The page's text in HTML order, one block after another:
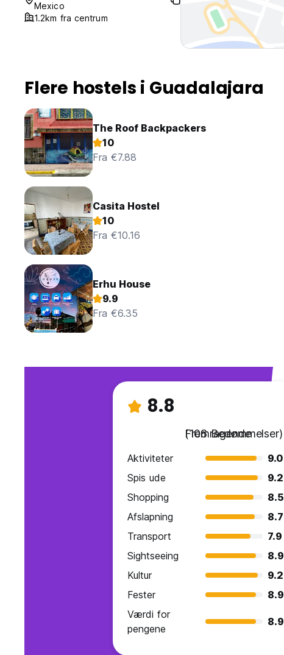
Mexico
1.2km fra centrum
Flere hostels i Guadalajara
The Roof Backpackers
10
Fra €7.88
Casita Hostel
10
Fra €10.16
Erhu House
9.9
Fra €6.35
8.8
Fremragende
(108 Bedømmelser)
Aktiviteter
9.0
Spis ude
9.2
Shopping
8.5
Afslapning
8.7
Transport
7.9
Sightseeing
8.9
Kultur
9.2
Fester
8.9
Værdi for
pengene
8.9